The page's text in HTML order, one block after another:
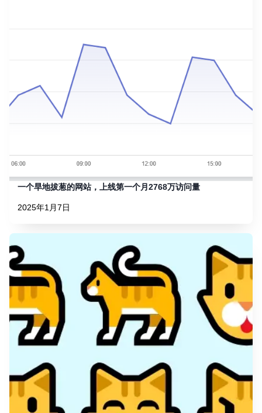
一个旱地拔葱的网站，上线第一个月2768万访问量
2025年1月7日